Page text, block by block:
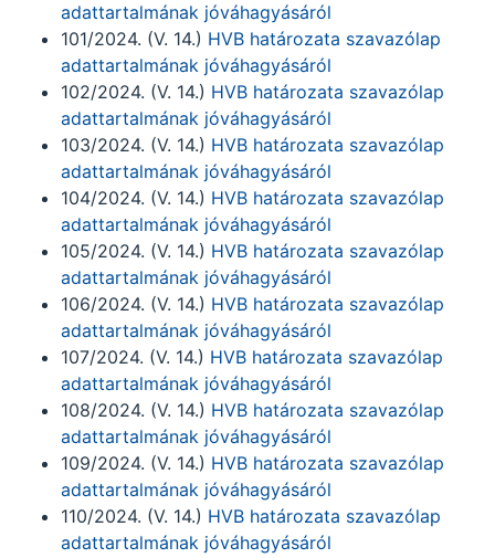
adattartalmának jóváhagyásáról
101/2024. (V. 14.) HVB határozata szavazólap
adattartalmának jóváhagyásáról
102/2024. (V. 14.) HVB határozata szavazólap
adattartalmának jóváhagyásáról
103/2024. (V. 14.) HVB határozata szavazólap
adattartalmának jóváhagyásáról
104/2024. (V. 14.) HVB határozata szavazólap
adattartalmának jóváhagyásáról
105/2024. (V. 14.) HVB határozata szavazólap
adattartalmának jóváhagyásáról
106/2024. (V. 14.) HVB határozata szavazólap
adattartalmának jóváhagyásáról
107/2024. (V. 14.) HVB határozata szavazólap
adattartalmának jóváhagyásáról
108/2024. (V. 14.) HVB határozata szavazólap
adattartalmának jóváhagyásáról
109/2024. (V. 14.) HVB határozata szavazólap
adattartalmának jóváhagyásáról
110/2024. (V. 14.) HVB határozata szavazólap
adattartalmának jóváhagyásáról